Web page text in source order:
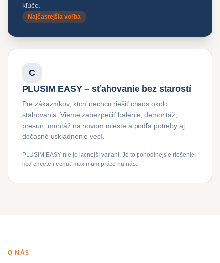
kľúče.
Najčastejšia voľba
C
PLUSIM EASY – sťahovanie bez starostí
Pre zákazníkov, ktorí nechcú riešiť chaos okolo
sťahovania. Vieme zabezpečiť balenie, demontáž,
presun, montáž na novom mieste a podľa potreby aj
dočasné uskladnenie vecí.
PLUSIM EASY nie je lacnejší variant. Je to pohodlnejšie riešenie,
keď chcete nechať maximum práce na nás.
O NÁS